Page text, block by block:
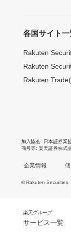
各国サイト
Rakuten
Rakuten
Rakuten
加入協会 日本証券業
商号等 楽天証券株式
企業情報
© Rakuten Securities,
楽天グループ
サービス一覧